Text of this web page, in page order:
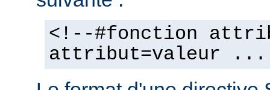
<!--#fonction
attribut=valeur